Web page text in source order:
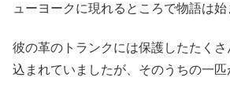
ューヨークに現れるところで物語は始
彼の革のトランクには保護したたく
込まれていましたが、そのうちの一匹